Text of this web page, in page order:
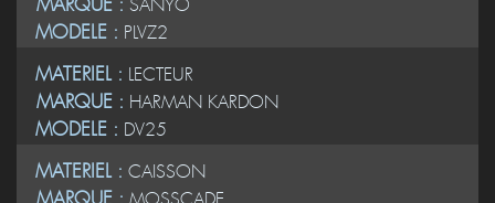
MODELE : PLVZ2
MATERIEL : LECTEUR
MARQUE : HARMAN KARDON
MODELE : DV25
MATERIEL : CAISSON
MARQUE : MOSSCADE